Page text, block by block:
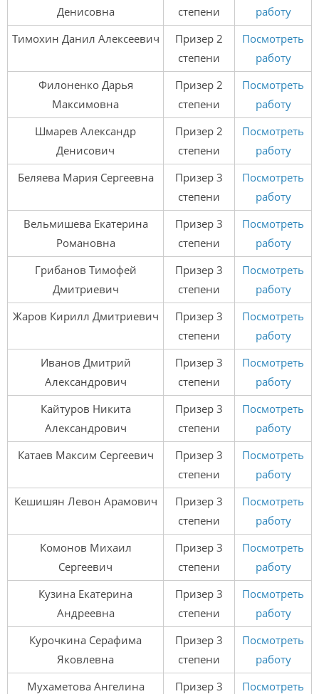
Денисовна
степени
работу
Тимохин Данил Алексеевич
Призер 2
степени
Посмотреть
работу
Филоненко Дарья
Максимовна
Призер 2
степени
Посмотреть
работу
Шмарев Александр
Денисович
Призер 2
степени
Посмотреть
работу
Беляева Мария Сергеевна
Призер 3
степени
Посмотреть
работу
Вельмишева Екатерина
Романовна
Призер 3
степени
Посмотреть
работу
Грибанов Тимофей
Дмитриевич
Призер 3
степени
Посмотреть
работу
Жаров Кирилл Дмитриевич
Призер 3
степени
Посмотреть
работу
Иванов Дмитрий
Александрович
Призер 3
степени
Посмотреть
работу
Кайтуров Никита
Александрович
Призер 3
степени
Посмотреть
работу
Катаев Максим Сергеевич
Призер 3
степени
Посмотреть
работу
Кешишян Левон Арамович
Призер 3
степени
Посмотреть
работу
Комонов Михаил
Сергеевич
Призер 3
степени
Посмотреть
работу
Кузина Екатерина
Андреевна
Призер 3
степени
Посмотреть
работу
Курочкина Серафима
Яковлевна
Призер 3
степени
Посмотреть
работу
Мухаметова Ангелина
Призер 3
Посмотреть